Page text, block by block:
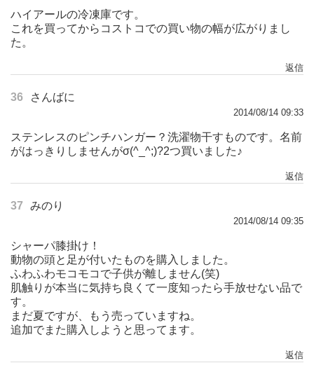
ハイアールの冷凍庫です。
これを買ってからコストコでの買い物の幅が広がりまし
た。
返信
36 さんばに
2014/08/14 09:33
ステンレスのピンチハンガー？洗濯物干すものです。名前
がはっきりしませんがσ(^_^;)?2つ買いました♪
返信
37 みのり
2014/08/14 09:35
シャーパ膝掛け！
動物の頭と足が付いたものを購入しました。
ふわふわモコモコで子供が離しません(笑)
肌触りが本当に気持ち良くて一度知ったら手放せない品で
す。
まだ夏ですが、もう売っていますね。
追加でまた購入しようと思ってます。
返信